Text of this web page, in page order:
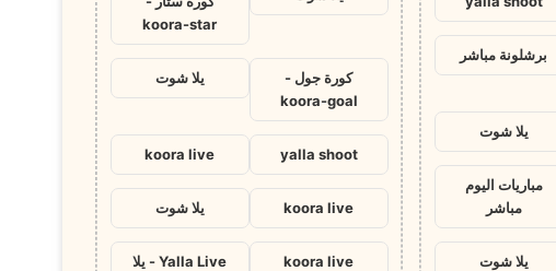
برشلونة مباشر
يلا شوت
مباريات اليوم
مباشر
يلا شوت
koora-star
كورة جول -
koora-goal
يلا شوت
yalla shoot
koora live
koora live يلا شوت
koora live
Yalla Live - يلا